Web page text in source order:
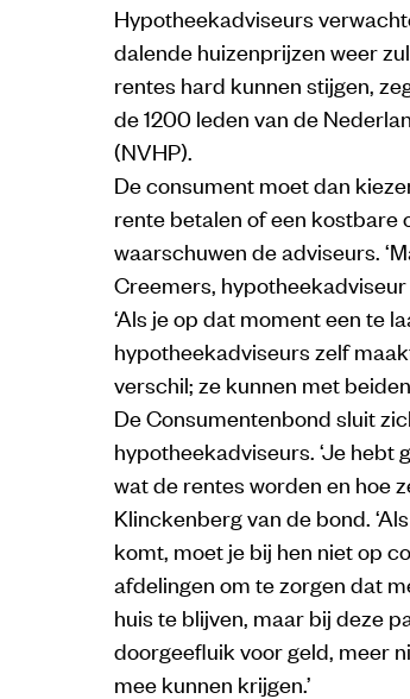
Hypotheekadviseurs
dalende huizenprijzen weer
rentes hard kunnen stijgen,
de 1200 leden van de
(NVHP).
De consument moet dan
rente betalen of een kostbare
waarschuwen de adviseurs.
Creemers,
‘Als je op dat moment een te
hypotheekadviseurs zelf
verschil; ze kunnen met
De Consumentenbond sluit
hypotheekadviseurs. ‘Je hebt
wat de rentes worden en hoe
Klinckenberg van de bond.
komt, moet je bij hen niet op
afdelingen om te zorgen dat
huis te blijven, maar bij deze
doorgeefluik voor geld, meer
mee kunnen krijgen.’